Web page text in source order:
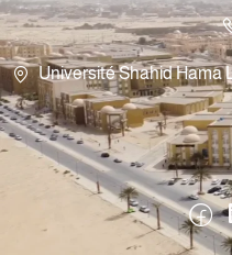
Université Shahid Hama